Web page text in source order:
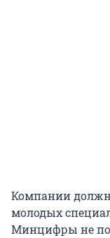
Компании
молодых
Минцифры не